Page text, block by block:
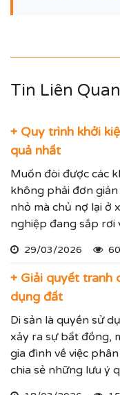
Tin Liên Quan
+ Quy trình khởi
quả nhất
Muốn đòi được các
không phải đơn
nhỏ mà chủ nợ lại ở
nghiệp đang sắp rơi
quyết các tranh
thực hiện các yêu
29/03/2026
+ Giải quyết tranh
dụng đất
Di sản là quyền sử
xảy ra sự bất đồng,
gia đình về việc
chia sẻ những lưu ý